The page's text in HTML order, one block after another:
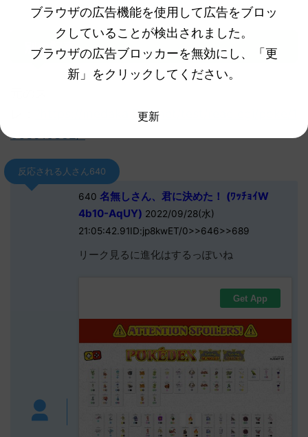
別の記事
"https://medaka.5ch.net/test/read.cgi/poke/1
663910352/"
反応される人さん640
640 名無しさん、君に決めた！ (ﾜｯﾁｮｲW
4b10-AqUY) 2022/09/28(水)
21:05:42.91ID:jp8kwET/0>>646>>689
リーク見るに進化はするっぽいね
ブラウザの広告機能を使用して広告をブロッ
クしていることが検出されました。
ブラウザの広告ブロッカーを無効にし、「更
新」をクリックしてください。
更新